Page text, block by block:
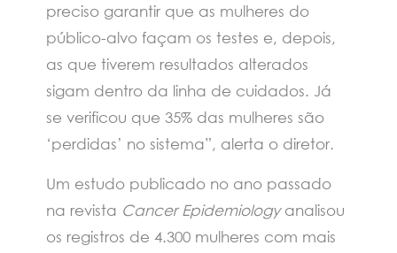
preciso garantir que as mulheres do
público-alvo façam os testes e, depois,
as que tiverem resultados alterados
sigam dentro da linha de cuidados. Já
se verificou que 35% das mulheres são
‘perdidas’ no sistema”, alerta o diretor.
Um estudo publicado no ano passado
na revista Cancer Epidemiologyanalisou
os registros de 4.300 mulheres com mais